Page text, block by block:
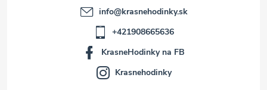
info@krasnehodinky.sk
+421908665636
KrasneHodinky na FB
Krasnehodinky